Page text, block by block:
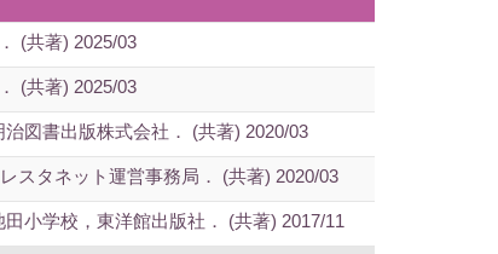
(共著) 2025/03
(共著) 2025/03
図書出版株式会社． (共著) 2020/03
スタネット運営事務局． (共著) 2020/03
小学校，東洋館出版社． (共著) 2017/11